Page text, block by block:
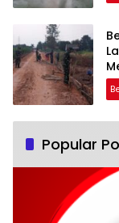
Popular